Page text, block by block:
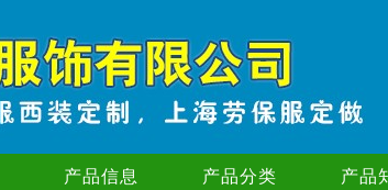
产品信息 产品分类 产品